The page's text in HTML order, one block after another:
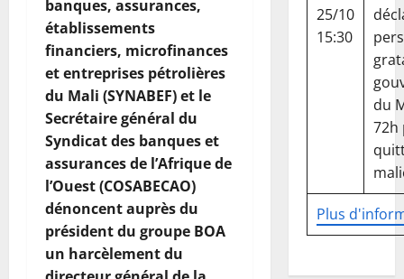
banques, assurances,
établissements
financiers, microfinances
et entreprises pétrolières
du Mali (SYNABEF) et le
Secrétaire général du
Syndicat des banques et
assurances de l’Afrique de
l’Ouest (COSABECAO)
dénoncent auprès du
président du groupe BOA
un harcèlement du
Plus
25/10
15:30
du
72h